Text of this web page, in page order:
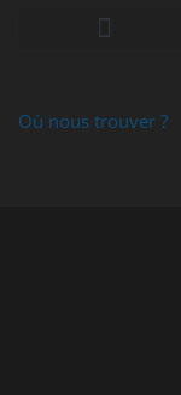
Où nous trouver ?